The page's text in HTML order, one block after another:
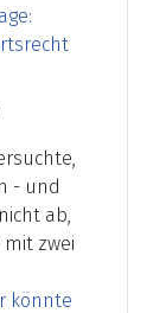
- und
ab,
zwei
könnte